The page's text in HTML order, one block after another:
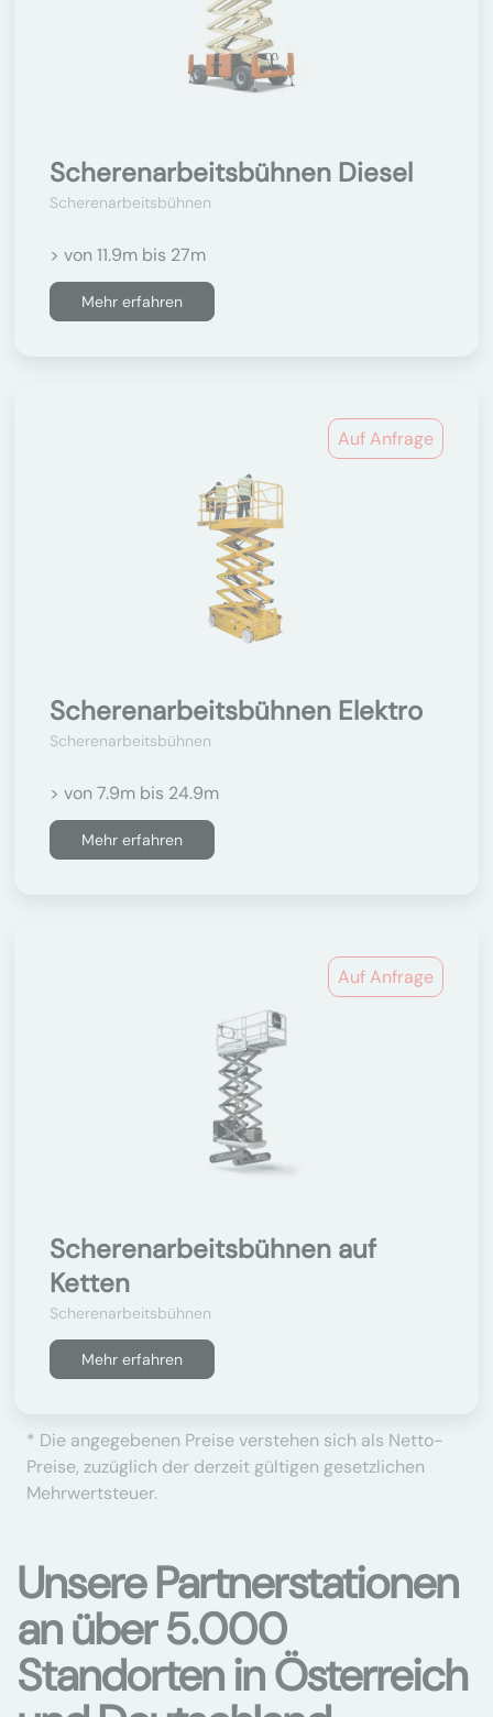
Scherenarbeitsbühnen Diesel
Scherenarbeitsbühnen
> von 11.9m bis 27m
Mehr erfahren
Auf Anfrage
Scherenarbeitsbühnen Elektro
Scherenarbeitsbühnen
> von 7.9m bis 24.9m
Mehr erfahren
Auf Anfrage
Scherenarbeitsbühnen auf
Ketten
Scherenarbeitsbühnen
Mehr erfahren
* Die angegebenen Preise verstehen sich als Netto-
Preise, zuzüglich der derzeit gültigen gesetzlichen
Mehrwertsteuer.
Unsere Partnerstationen
an über 5.000
Standorten in Österreich